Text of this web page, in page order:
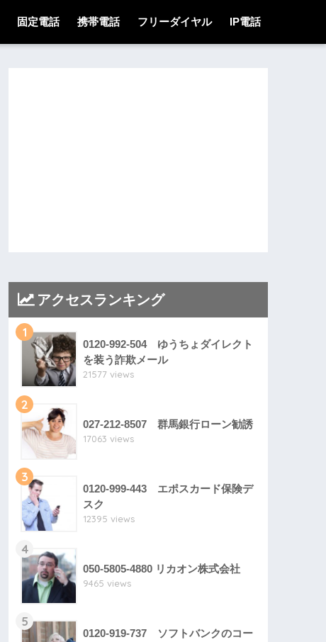
固定電話 携帯電話 フリーダイヤル IP電話
アクセスランキング
1
0120-992-504 ゆうちょダイレクト
を装う詐欺メール
21577 views
2
027-212-8507 群馬銀行ローン勧誘
17063 views
3
0120-999-443 エポスカード保険デ
スク
12395 views
4
050-5805-4880 リカオン株式会社
9465 views
5
0120-919-737 ソフトバンクのコー